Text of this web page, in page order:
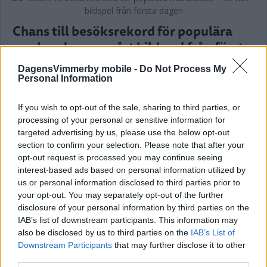
DagensVimmerby mobile - Do Not Process My
Personal Information
If you wish to opt-out of the sale, sharing to third parties, or
processing of your personal or sensitive information for
targeted advertising by us, please use the below opt-out
section to confirm your selection. Please note that after your
opt-out request is processed you may continue seeing
interest-based ads based on personal information utilized by
us or personal information disclosed to third parties prior to
your opt-out. You may separately opt-out of the further
disclosure of your personal information by third parties on the
IAB’s list of downstream participants. This information may
also be disclosed by us to third parties on the IAB’s List of
Downstream Participants that may further disclose it to other
Chans till besöksrekord för populära
marknaden – se vårt bildspel från första
dagen
NYHETER 28 november 2025 19.00
Så har Näs säsong varit – laddar för
årets julmarknad
17 november 2025 19.00